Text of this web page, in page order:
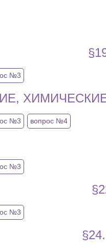
№3
№3 вопрос №4
№3
№3